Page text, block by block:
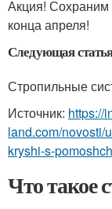
Акция! Сохраним
конца апреля!
Следующая
Стропильные
Источник: https://
land.com/novosti/
kryshi-s-
Что такое